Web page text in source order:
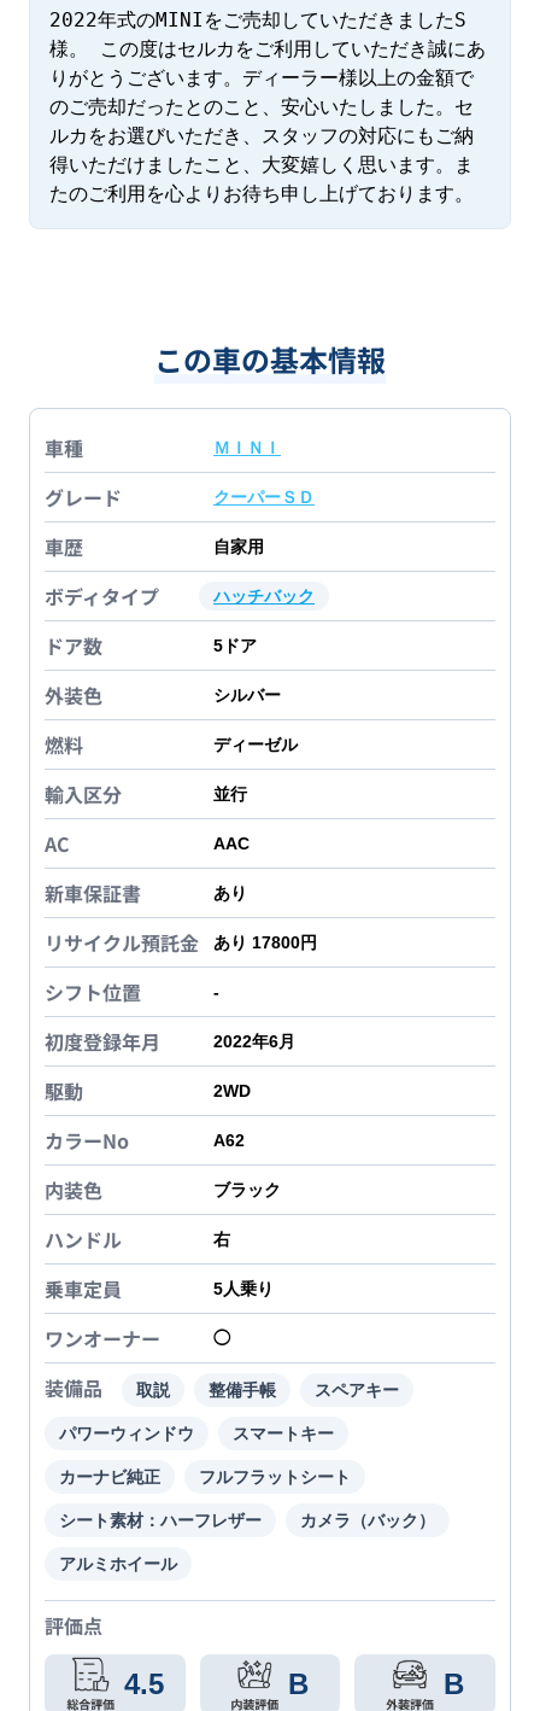
2022年式のMINIをご売却していただきましたS
様。 この度はセルカをご利用していただき誠にあ
りがとうございます。ディーラー様以上の金額で
のご売却だったとのこと、安心いたしました。セ
ルカをお選びいただき、スタッフの対応にもご納
得いただけましたこと、大変嬉しく思います。ま
たのご利用を心よりお待ち申し上げております。
この車の基本情報
車種 ＭＩＮＩ
グレード クーパーＳＤ
車歴 自家用
ボディタイプ ハッチバック
ドア数 5 ドア
外装色 シルバー
燃料 ディーゼル
輸入区分 並行
AC AAC
新車保証書 あり
リサイクル預託金 あり 17800円
シフト位置 -
初度登録年月 2022年6月
駆動 2WD
カラーNo A62
内装色 ブラック
ハンドル 右
乗車定員 5人乗り
ワンオーナー ◯
装備品 取説 整備手帳 スペアキー
パワーウィンドウ スマートキー
カーナビ純正 フルフラットシート
シート素材：ハーフレザー カメラ（バック）
アルミホイール
評価点
4.5 B B